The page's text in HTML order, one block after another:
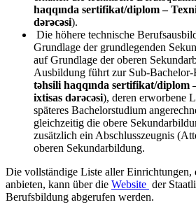
haqqında sertifikat/diplom –
dərəcəsi).
Die höhere technische
Grundlage der grundlegenden
auf Grundlage der oberen
Ausbildung führt zur Sub-
təhsili haqqında sertifikat/diplom
ixtisas dərəcəsi), deren erworbene
späteres Bachelorstudium
gleichzeitig die obere
zusätzlich ein Abschlusszeugnis
oberen Sekundarbildung.
Die vollständige Liste aller Einrichtungen,
anbieten, kann über die Website der
Berufsbildung abgerufen werden.